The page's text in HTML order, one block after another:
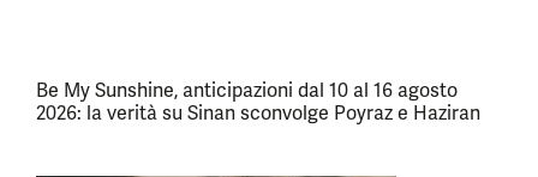
Be My Sunshine, anticipazioni dal 10 al 16 agosto
2026: la verità su Sinan sconvolge Poyraz e Haziran